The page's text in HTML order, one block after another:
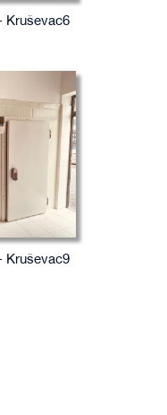
Kruševac6
Kruševac9